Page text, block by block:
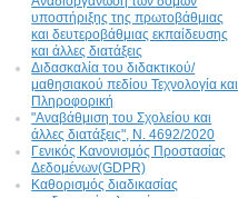
υποστήριξης της πρωτοβάθμιας
και δευτεροβάθμιας εκπαίδευσης
και άλλες διατάξεις
Διδασκαλία του διδακτικού/
μαθησιακού πεδίου Τεχνολογία και
Πληροφορική
"Αναβάθμιση του Σχολείου και
άλλες διατάξεις", N. 4692/2020
Γενικός Κανονισμός Προστασίας
Δεδομένων(GDPR)
Καθορισμός διαδικασίας